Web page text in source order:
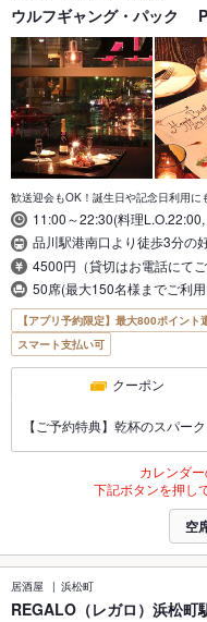
ウルフギャング・パック
歓送迎会もOK！誕生日や記念日利用
11:00～22:30(料理
品川駅港南口より徒歩3分の
4500円（貸切はお電話にてご
50席(最大150名様までご利
【アプリ予約限定】最大800ポイント
スマート支払い可
クーポン
【ご予約特典】乾杯のスパー
カレンダー
下記ボタンを押し
空
居酒屋 浜松町
REGALO（レガロ）浜松町